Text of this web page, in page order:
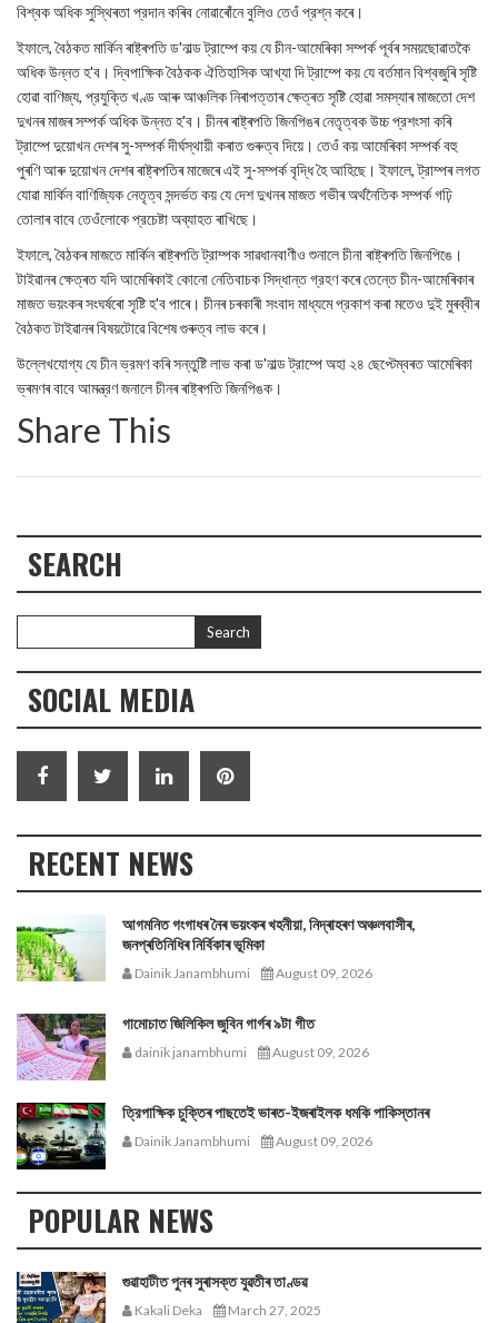
বিশ্বক অধিক সুস্থিৰতা প্রদান কৰিব নোৱাৰোঁনে বুলিও তেওঁ প্রশ্ন কৰে।
ইফালে, বৈঠকত মার্কিন ৰাষ্ট্ৰপতি ড'নাল্ড ট্রাম্পে কয় যে চীন-আমেৰিকা সম্পৰ্ক পূৰ্বৰ সময়ছোৱাতকৈ
অধিক উন্নত হ'ব। দ্বিপাক্ষিক বৈঠকক ঐতিহাসিক আখ্যা দি ট্রাম্পে কয় যে বৰ্তমান বিশ্বজুৰি সৃষ্টি
হোৱা বাণিজ্য, প্রযুক্তি খণ্ড আৰু আঞ্চলিক নিৰাপত্তাৰ ক্ষেত্ৰত সৃষ্টি হোৱা সমস্যাৰ মাজতো দেশ
দুখনৰ মাজৰ সম্পৰ্ক অধিক উন্নত হ'ব। চীনৰ ৰাষ্ট্ৰপতি জিনপিঙৰ নেতৃত্বক উচ্চ প্রশংসা কৰি
ট্রাম্পে দুয়োখন দেশৰ সু-সম্পর্ক দীর্ঘস্থায়ী কৰাত গুৰুত্ব দিয়ে। তেওঁ কয় আমেৰিকা সম্পর্ক বহু
পুৰণি আৰু দুয়োখন দেশৰ ৰাষ্ট্ৰপতিৰ মাজেৰে এই সু-সম্পর্ক বৃদ্ধি হৈ আহিছে। ইফালে, ট্রাম্পৰ লগত
যোৱা মার্কিন বাণিজ্যিক নেতৃত্ব সন্দর্ভত কয় যে দেশ দুখনৰ মাজত গভীৰ অর্থনৈতিক সম্পর্ক গঢ়ি
তোলাৰ বাবে তেওঁলোকে প্রচেষ্টা অব্যাহত ৰাখিছে।
ইফালে, বৈঠকৰ মাজতে মার্কিন ৰাষ্ট্ৰপতি ট্রাম্পক সাৱধানবাণীও শুনালে চীনা ৰাষ্ট্ৰপতি জিনপিঙে।
টাইৱানৰ ক্ষেত্ৰত যদি আমেৰিকাই কোনো নেতিবাচক সিদ্ধান্ত গ্রহণ কৰে তেন্তে চীন-আমেৰিকাৰ
মাজত ভয়ংকৰ সংঘৰ্ষৰো সৃষ্টি হ'ব পাৰে। চীনৰ চৰকাৰী সংবাদ মাধ্যমে প্রকাশ কৰা মতেও দুই মুৰব্বীৰ
বৈঠকত টাইৱানৰ বিষয়টোৱে বিশেষ গুৰুত্ব লাভ কৰে।
উল্লেখযোগ্য যে চীন ভ্রমণ কৰি সন্তুষ্টি লাভ কৰা ড'নাল্ড ট্রাম্পে অহা ২৪ ছেপ্টেম্বৰত আমেৰিকা
ভ্ৰমণৰ বাবে আমন্ত্রণ জনালে চীনৰ ৰাষ্ট্ৰপতি জিনপিঙক।
Share This
SEARCH
SOCIAL MEDIA
RECENT NEWS
আগমনিত গংগাধৰ নৈৰ ভয়ংকৰ খহনীয়া, নিদ্ৰাহৰণ অঞ্চলবাসীৰ,
জনপ্ৰতিনিধিৰ নিৰ্বিকাৰ ভূমিকা
Dainik Janambhumi August 09, 2026
গামোচাত জিলিকিল জুবিন গাৰ্গৰ ৯টা গীত
dainik janambhumi August 09, 2026
ত্রিপাক্ষিক চুক্তিৰ পাছতেই ভাৰত-ইজৰাইলক ধমকি পাকিস্তানৰ
Dainik Janambhumi August 09, 2026
POPULAR NEWS
গুৱাহাটীত পুনৰ সুৰাসক্ত যুৱতীৰ তাণ্ডৱ
Kakali Deka March 27, 2025